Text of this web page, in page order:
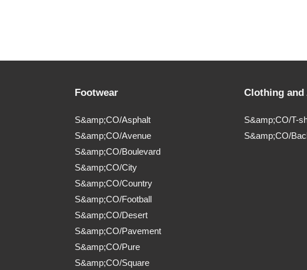
Footwear
S&amp;CO/Asphalt
S&amp;CO/Avenue
S&amp;CO/Boulevard
S&amp;CO/City
S&amp;CO/Country
S&amp;CO/Football
S&amp;CO/Desert
S&amp;CO/Pavement
S&amp;CO/Pure
S&amp;CO/Square
Clothing and
S&amp;CO/T-
S&amp;CO/